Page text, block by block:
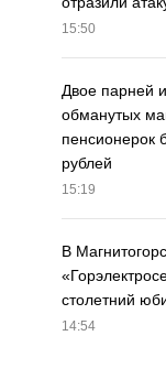
15:50
Двое парней
обманутых
пенсионерок
рублей
15:19
В
столетний
14:54